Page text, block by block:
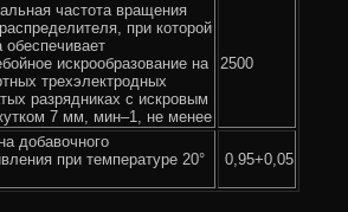
частота вращения
при которой
обеспечивает
искрообразование на
трехэлектродных
разрядниках с искровым
7 мм, мин–1, не менее
2500
добавочного
при температуре 20°
0,95+0,05